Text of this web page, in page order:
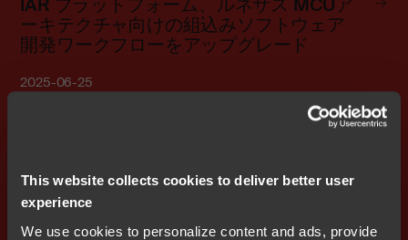
This website collects cookies to deliver better user
experience
We use cookies to personalize content and ads, provide
IAR プラットフォーム、ルネサス MCUア
ーキテクチャ向けの組込みソフトウェア
開発ワークフローをアップグレード
2025-06-25
IAR プラットフォーム、Arm および
RISC-V 向けのツールチェーンをアップグ
レードし、組込み開発を強化